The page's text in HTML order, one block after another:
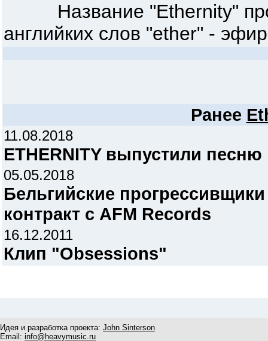
Название "Ethernity"
английких слов "ether" -
Ранее
11.08.2018
ETHERNITY выпустили
05.05.2018
Бельгийские
контракт с AFM Records
16.12.2011
Клип "Obsessions"
Идея и разработка проекта: John Sinterson
Email: info@heavymusic.ru